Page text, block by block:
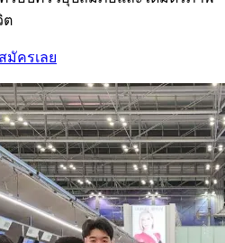
ต
สมัครเลย